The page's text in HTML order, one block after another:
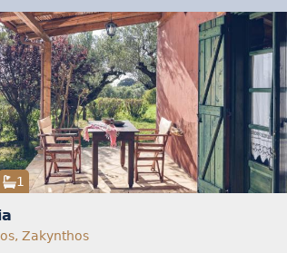
1
Zakynthos